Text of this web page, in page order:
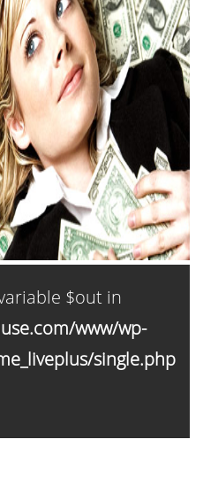
$out in
www/wp-
single.php